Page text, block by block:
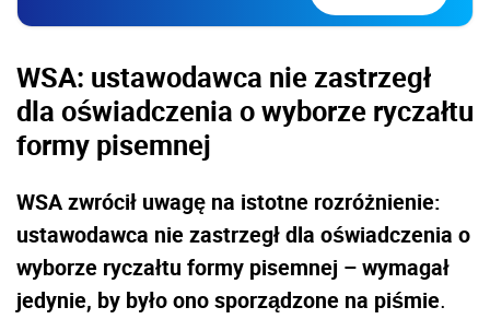
WSA: ustawodawca nie zastrzegł
dla oświadczenia o wyborze ryczałtu
formy pisemnej
WSA zwrócił uwagę na istotne rozróżnienie:
ustawodawca nie zastrzegł dla oświadczenia o
wyborze ryczałtu formy pisemnej – wymagał
jedynie, by było ono sporządzone na piśmie.